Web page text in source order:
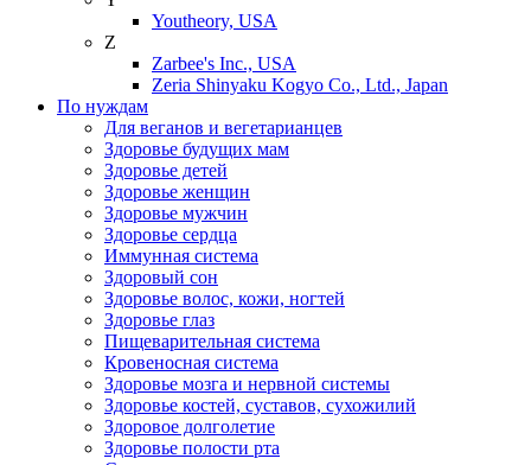
Youtheory, USA
Z
Zarbee's Inc., USA
Zeria Shinyaku Kogyo Co., Ltd., Japan
По нуждам
Для веганов и вегетарианцев
Здоровье будущих мам
Здоровье детей
Здоровье женщин
Здоровье мужчин
Здоровье сердца
Иммунная система
Здоровый сон
Здоровье волос, кожи, ногтей
Здоровье глаз
Пищеварительная система
Кровеносная система
Здоровье мозга и нервной системы
Здоровье костей, суставов, сухожилий
Здоровое долголетие
Здоровье полости рта